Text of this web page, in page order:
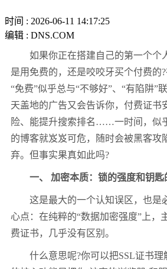
时间 : 2026-06-11 14:17:25
编辑 : DNS.COM
如果你正在搭建自己的第一个个
是用免费的，还是咬咬牙买个付费的?
“免费”似乎总与“不够好”、“有陷阱”
天盖地的广告又会告诉你，付费证书
险、能提升搜索排名……一时间，似
的博客就岌岌可危，随时会被黑客攻
弃。但事实果真如此吗?
一、 加密本质：锁的强度和钥匙
这是最大的一个认知误区，也是
心点：在纯粹的“数据加密强度”上，
费证书，几乎没有区别。
什么意思呢?你可以把SSL证书理